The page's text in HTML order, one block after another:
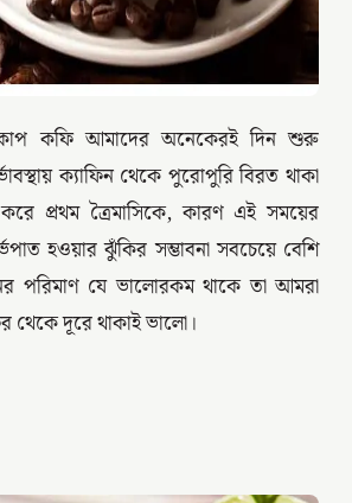
কফি আমাদের অনেকেরই দিন শুরু
ক্যাফিন থেকে পুরোপুরি বিরত থাকা
প্রথম ত্রৈমাসিকে, কারণ এই সময়ের
হওয়ার ঝুঁকির সম্ভাবনা সবচেয়ে বেশি
পরিমাণ যে ভালোরকম থাকে তা আমরা
থেকে দূরে থাকাই ভালো।